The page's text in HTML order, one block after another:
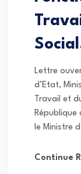
Lettre
d’Etat,
Travail et
République
le Ministre
Continue